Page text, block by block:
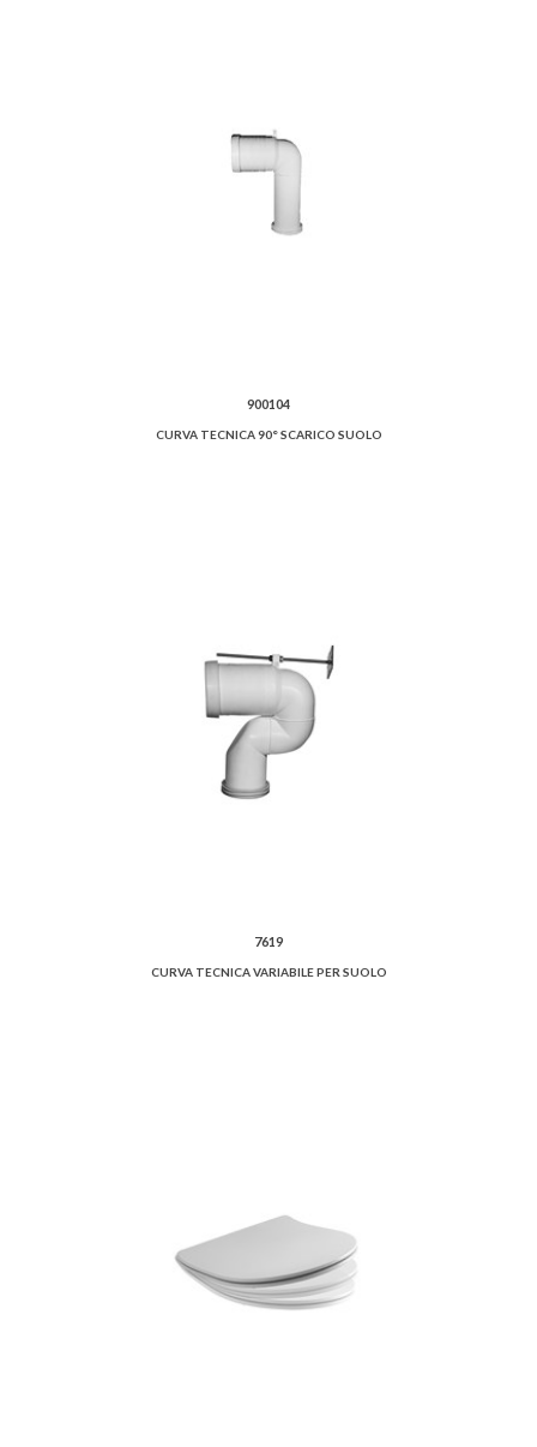
900104
CURVA TECNICA 90° SCARICO SUOLO
7619
CURVA TECNICA VARIABILE PER SUOLO